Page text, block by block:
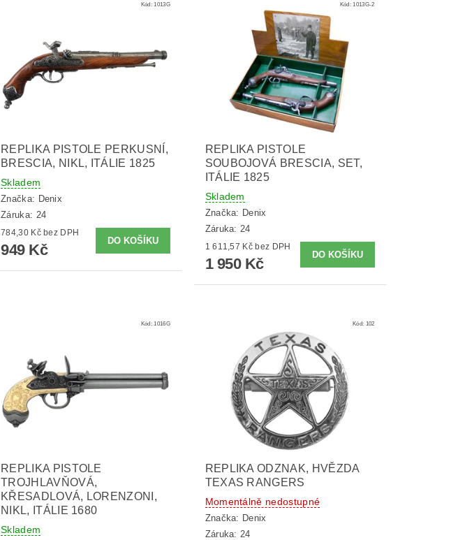
Kód:1013G
REPLIKA PISTOLE PERKUSNÍ,
BRESCIA, NIKL, ITÁLIE 1825
Skladem
Značka: Denix
Záruka: 24
784,30 Kč bez DPH
949 Kč
Kód:1013G-2
REPLIKA PISTOLE
SOUBOJOVÁ BRESCIA, SET,
ITÁLIE 1825
Skladem
Značka: Denix
Záruka: 24
1 611,57 Kč bez DPH
1 950 Kč
Kód:1016G
REPLIKA PISTOLE
TROJHLAVŇOVÁ,
KŘESADLOVÁ, LORENZONI,
NIKL, ITÁLIE 1680
Skladem
Kód: 102
REPLIKA ODZNAK, HVĚZDA
TEXAS RANGERS
Momentálně nedostupné
Značka: Denix
Záruka: 24